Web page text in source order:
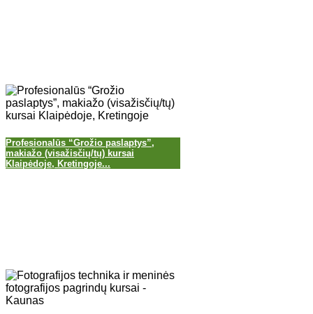
Profesionalūs “Grožio paslaptys”,
makiažo (visažisčių/tų) kursai
Klaipėdoje, Kretingoje...